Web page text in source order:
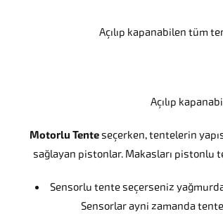
Açılıp kapanabilen tüm
Açılıp
Motorlu Tenteseçerken, tentelerin
sağlayan pistonlar. Makasları pistonlu
Sensorlu tente seçerseniz
Sensorlar ayni zamanda